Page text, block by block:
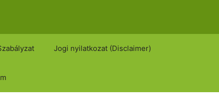
Jogi nyilatkozat (Disclaimer)